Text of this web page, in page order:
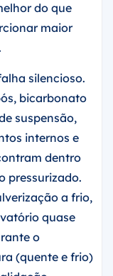
do que
maior
silencioso.
bicarbonato
suspensão,
internos e
dentro
pressurizado.
a frio,
quase
o
(quente e frio)